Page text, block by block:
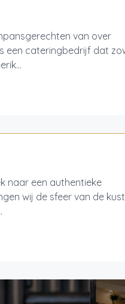
van over
een cateringbedrijf dat
naar een authentieke
wij de sfeer van de kust